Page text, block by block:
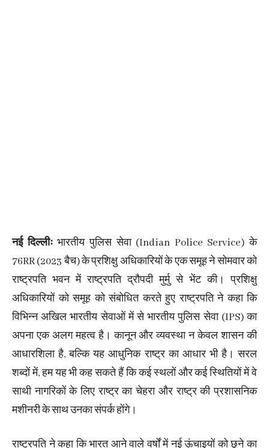
नई दिल्लीःभारतीय पुलिस सेवा (Indian Police Service) के
76RR (2023 बैच) के प्रशिक्षु अधिकारियों के एक समूह ने सोमवार को
राष्ट्रपति भवन में राष्ट्रपति द्रौपदी मुर्मु से भेंट की। प्रशिक्षु
अधिकारियों को समूह को संबोधित करते हुए राष्ट्रपति ने कहा कि
विभिन्न अखिल भारतीय सेवाओं में से भारतीय पुलिस सेवा (IPS) का
अपना एक अलग महत्व है। कानून और व्यवस्था न केवल शासन की
आधारशिला है, बल्कि यह आधुनिक राष्ट्र का आधार भी है। सरल
शब्दों में, हम यह भी कह सकते हैं कि कई स्थलों और कई स्थितियों में वे
साथी नागरिकों के लिए राष्ट्र का चेहरा और राष्ट्र की प्रशासनिक
मशीनरी के साथ उनका संपर्क होंगे।
राष्ट्रपति ने कहा कि भारत आने वाले वर्षों में नई ऊंचाइयों को छूने का